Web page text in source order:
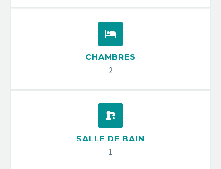


CHAMBRES
2


SALLE DE BAIN
1